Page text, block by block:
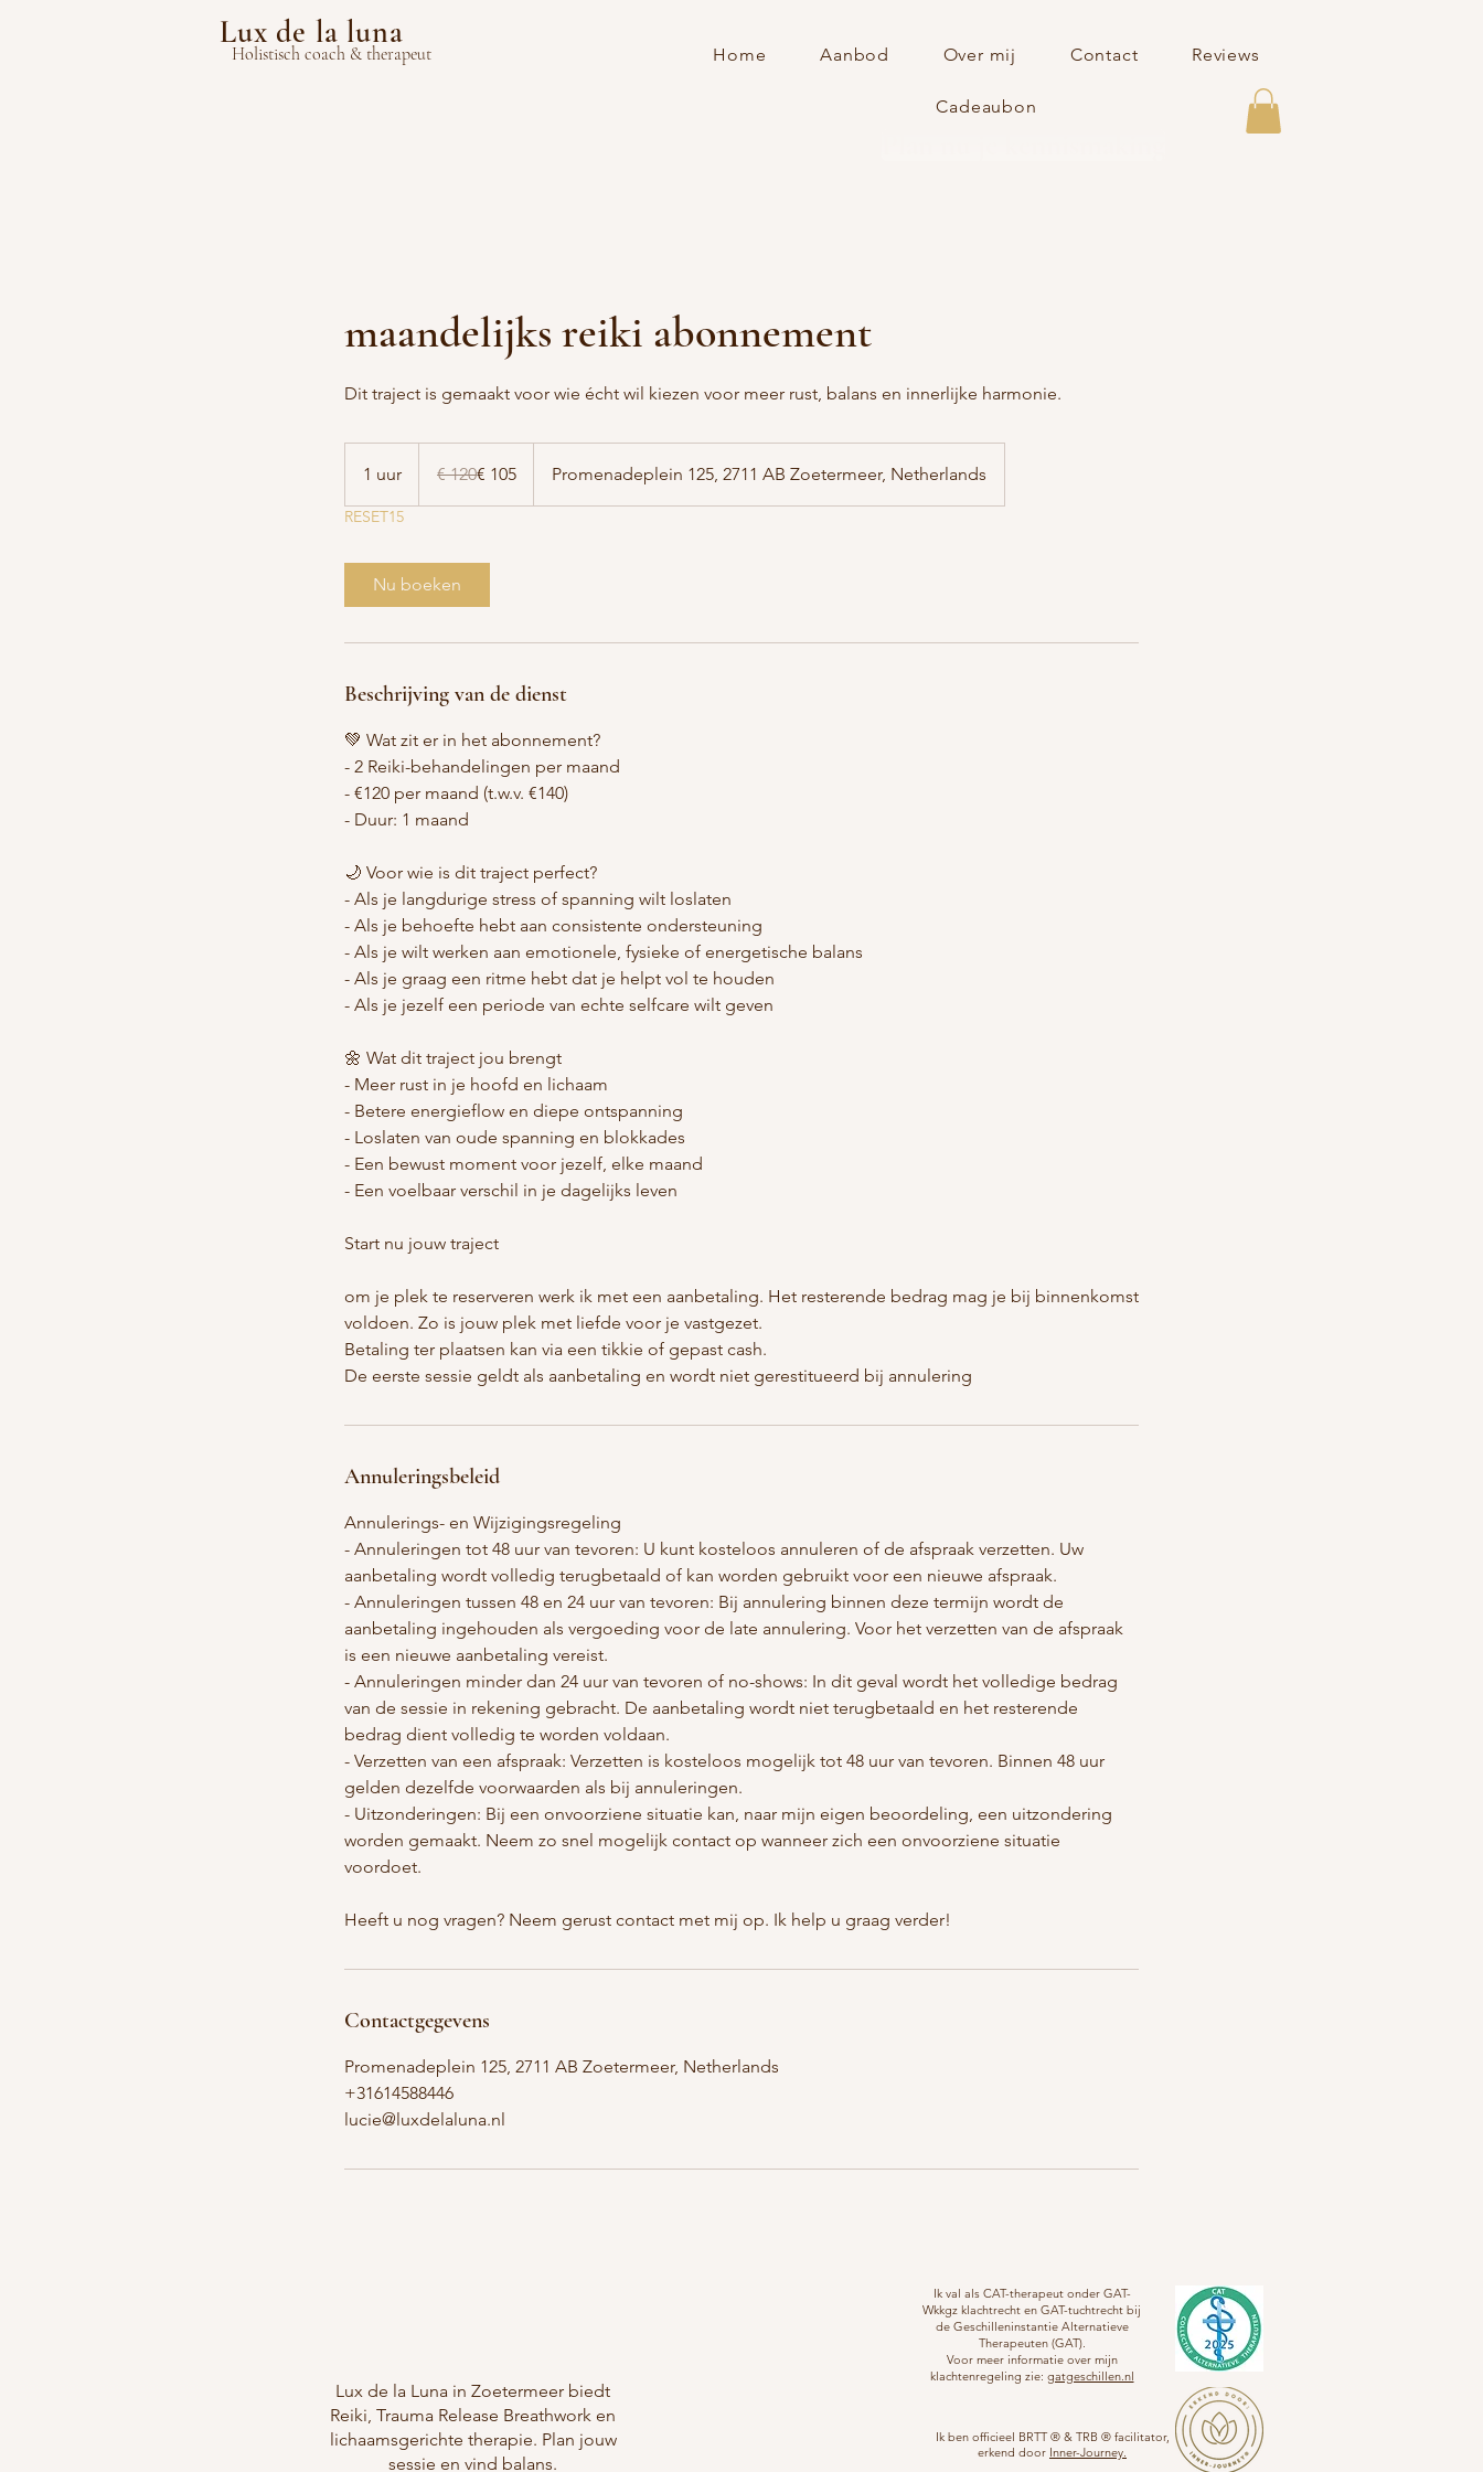
Lux de la luna
Holistisch coach & therapeut Home Aanbod Over mij Contact Reviews
Cadeaubon
maandelijks reiki abonnement
Dit traject is gemaakt voor wie écht wil kiezen voor meer rust, balans en innerlijke harmonie.
1 uur
u
€ 120€ 105 Promenadeplein 125, 2711 AB Zoetermeer, Netherlands
RESET15
Nu boeken
Beschrijving van de dienst
💚 Wat zit er in het abonnement?
- 2 Reiki-behandelingen per maand
- €120 per maand (t.w.v. €140)
- Duur: 1 maand
🌙 Voor wie is dit traject perfect?
- Als je langdurige stress of spanning wilt loslaten
- Als je behoefte hebt aan consistente ondersteuning
- Als je wilt werken aan emotionele, fysieke of energetische balans
- Als je graag een ritme hebt dat je helpt vol te houden
- Als je jezelf een periode van echte selfcare wilt geven
🌼 Wat dit traject jou brengt
- Meer rust in je hoofd en lichaam
- Betere energieflow en diepe ontspanning
- Loslaten van oude spanning en blokkades
- Een bewust moment voor jezelf, elke maand
- Een voelbaar verschil in je dagelijks leven
Start nu jouw traject
om je plek te reserveren werk ik met een aanbetaling. Het resterende bedrag mag je bij binnenkomst
voldoen. Zo is jouw plek met liefde voor je vastgezet.
Betaling ter plaatsen kan via een tikkie of gepast cash.
De eerste sessie geldt als aanbetaling en wordt niet gerestitueerd bij annulering
Annuleringsbeleid
Annulerings- en Wijzigingsregeling
- Annuleringen tot 48 uur van tevoren: U kunt kosteloos annuleren of de afspraak verzetten. Uw
aanbetaling wordt volledig terugbetaald of kan worden gebruikt voor een nieuwe afspraak.
- Annuleringen tussen 48 en 24 uur van tevoren: Bij annulering binnen deze termijn wordt de
aanbetaling ingehouden als vergoeding voor de late annulering. Voor het verzetten van de afspraak
is een nieuwe aanbetaling vereist.
- Annuleringen minder dan 24 uur van tevoren of no-shows: In dit geval wordt het volledige bedrag
van de sessie in rekening gebracht. De aanbetaling wordt niet terugbetaald en het resterende
bedrag dient volledig te worden voldaan.
- Verzetten van een afspraak: Verzetten is kosteloos mogelijk tot 48 uur van tevoren. Binnen 48 uur
gelden dezelfde voorwaarden als bij annuleringen.
- Uitzonderingen: Bij een onvoorziene situatie kan, naar mijn eigen beoordeling, een uitzondering
worden gemaakt. Neem zo snel mogelijk contact op wanneer zich een onvoorziene situatie
voordoet.
Heeft u nog vragen? Neem gerust contact met mij op. Ik help u graag verder!
Contactgegevens
Promenadeplein 125, 2711 AB Zoetermeer, Netherlands
+31614588446
lucie@luxdelaluna.nl
Lux de la Luna in Zoetermeer biedt
Reiki, Trauma Release Breathwork en
lichaamsgerichte therapie. Plan jouw
sessie en vind balans.
Ik val als CAT-therapeut onder GAT-
Wkkgz klachtrecht en GAT-tuchtrecht bij
de Geschilleninstantie Alternatieve
Therapeuten (GAT).
Voor meer informatie over mijn
klachtenregeling zie: gatgeschillen.nl
Ik ben officieel BRTT ® & TRB ® facilitator,
erkend door Inner-Journey.